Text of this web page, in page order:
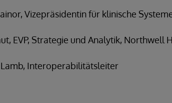
Vizepräsidentin für klinische
EVP, Strategie und Analytik, Northwell
Lamb, Interoperabilitätsleiter